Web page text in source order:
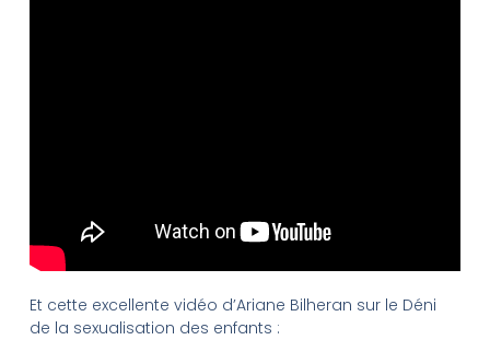
Et cette excellente vidéo d’Ariane Bilheran sur le Déni
de la sexualisation des enfants :